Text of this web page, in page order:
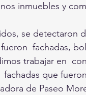
inmuebles y
se detectaron
fachadas,
trabajar en
que
de Paseo